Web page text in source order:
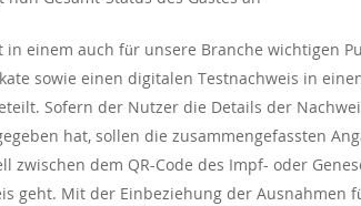
einem auch für unsere Branche wichtigen
sowie einen digitalen Testnachweis in
Sofern der Nutzer die Details der
hat, sollen die zusammengefassten
dem QR-Code des Impf- oder
geht. Mit der Einbeziehung der